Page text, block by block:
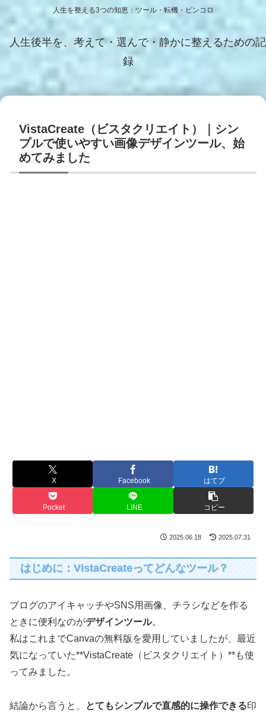
人生を整える3つの知恵：ツール・転機・ピンコロ
人生後半を、考えて・選んで・静かに整えるための記
録
VistaCreate（ビスタクリエイト）｜シン
プルで使いやすい画像デザインツール、始
めてみました
X Facebook はてブ
Pocket LINE コピー
2025.06.18 2025.07.31
はじめに：VistaCreateってどんなツール？
ブログのアイキャッチやSNS用画像、チラシなどを作る
ときに便利なのがデザインツール。
私はこれまでCanvaの無料版を愛用していましたが、最近
気になっていた**VistaCreate（ビスタクリエイト）**も使
ってみました。
結論から言うと、 とてもシンプルで直感的に操作できる印